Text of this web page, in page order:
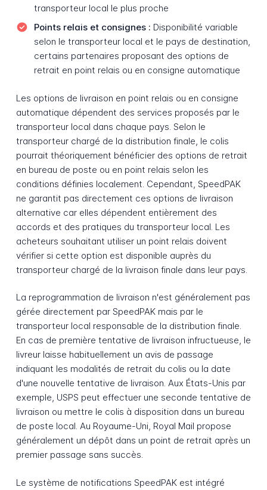
transporteur local le plus proche
Points relais et consignes : Disponibilité variable
selon le transporteur local et le pays de destination,
certains partenaires proposant des options de
retrait en point relais ou en consigne automatique
Les options de livraison en point relais ou en consigne
automatique dépendent des services proposés par le
transporteur local dans chaque pays. Selon le
transporteur chargé de la distribution finale, le colis
pourrait théoriquement bénéficier des options de retrait
en bureau de poste ou en point relais selon les
conditions définies localement. Cependant, SpeedPAK
ne garantit pas directement ces options de livraison
alternative car elles dépendent entièrement des
accords et des pratiques du transporteur local. Les
acheteurs souhaitant utiliser un point relais doivent
vérifier si cette option est disponible auprès du
transporteur chargé de la livraison finale dans leur pays.
La reprogrammation de livraison n'est généralement pas
gérée directement par SpeedPAK mais par le
transporteur local responsable de la distribution finale.
En cas de première tentative de livraison infructueuse, le
livreur laisse habituellement un avis de passage
indiquant les modalités de retrait du colis ou la date
d'une nouvelle tentative de livraison. Aux États-Unis par
exemple, USPS peut effectuer une seconde tentative de
livraison ou mettre le colis à disposition dans un bureau
de poste local. Au Royaume-Uni, Royal Mail propose
généralement un dépôt dans un point de retrait après un
premier passage sans succès.
Le système de notifications SpeedPAK est intégré